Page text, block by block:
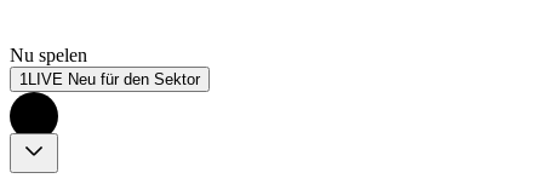
Nu spelen
1LIVE Neu für den Sektor